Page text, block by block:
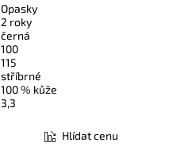
Opasky
2 roky
černá
100
115
stříbrné
100 % kůže
3,3
Hlídat cenu